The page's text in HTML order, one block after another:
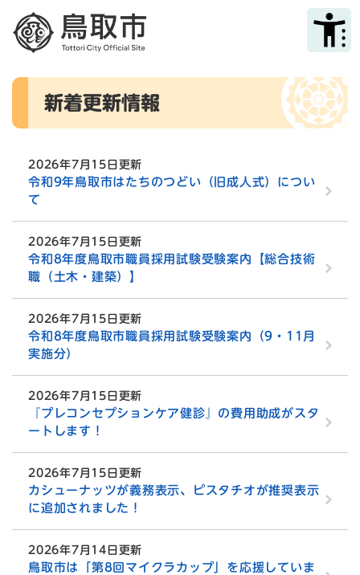
メニューを飛ばして本文へ
本
新着更新情報
2026年7月15日更新
令和9年鳥取市はたちのつどい（旧成人式）につい
て
2026年7月15日更新
令和8年度鳥取市職員採用試験受験案内【総合技術
職（土木・建築）】
2026年7月15日更新
令和8年度鳥取市職員採用試験受験案内（9・11月
実施分）
2026年7月15日更新
『プレコンセプションケア健診』の費用助成がスタ
ートします！
2026年7月15日更新
カシューナッツが義務表示、ピスタチオが推奨表示
に追加されました！
2026年7月14日更新
鳥取市は「第8回マイクラカップ」を応援していま